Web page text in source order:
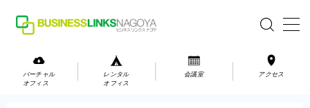
バーチャル
オフィス
レンタル
オフィス
会議室 アクセス